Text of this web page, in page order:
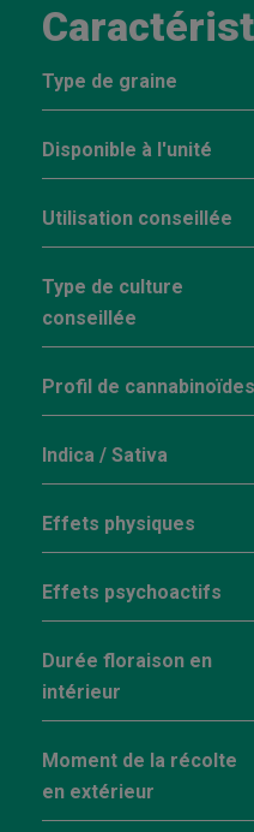
Type de graine
Disponible à l'unité
Utilisation conseillée
Type de culture
conseillée
Profil de cannabinoïdes
Indica / Sativa
Effets physiques
Effets psychoactifs
Durée floraison en
intérieur
Moment de la récolte
en extérieur